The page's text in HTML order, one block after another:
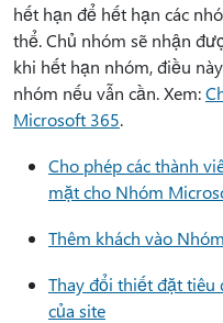
hết hạn để hết hạn các
thể. Chủ nhóm sẽ nhận
khi hết hạn nhóm, điều
nhóm nếu vẫn cần. Xem:
Microsoft 365.
Cho phép các thành
mặt cho Nhóm
Thêm khách vào
Thay đổi thiết đặt tiêu
của site